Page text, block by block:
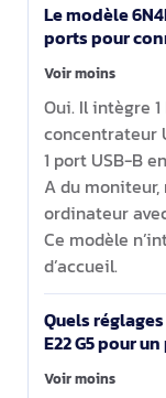
Le modèle
ports pour
Voir moins
Oui. Il intègre 1
concentrateur
1 port USB-B
A du
ordinateur
Ce modèle
d’accueil.
Quels
E22 G5 pour
Voir moins